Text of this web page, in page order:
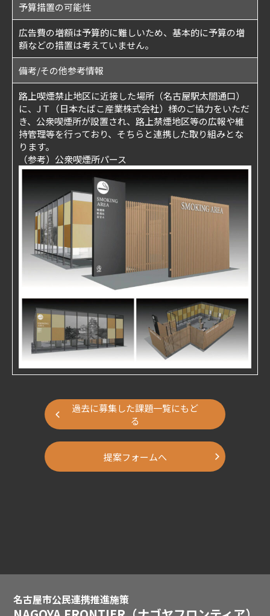
予算措置の可能性
広告費の増額は予算的に難しいため、基本的に予算の増
額などの措置は考えていません。
備考/その他参考情報
路上喫煙禁止地区に近接した場所（名古屋駅太閤通口）
に、JＴ（日本たばこ産業株式会社）様のご協力をいただ
き、公衆喫煙所が設置され、路上禁煙地区等の広報や維
持管理等を行っており、そちらと連携した取り組みとな
ります。
（参考）公衆喫煙所パース
過去に募集した課題一覧にもど
る
提案フォームへ
名古屋市公民連携推進施策